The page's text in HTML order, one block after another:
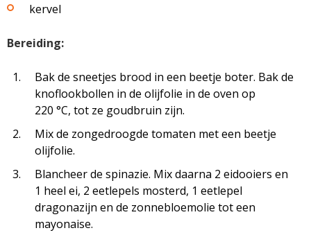
kervel
Bereiding:
Bak de sneetjes brood in een beetje boter. Bak de
knoflookbollen in de olijfolie in de oven op
220 °C, tot ze goudbruin zijn.
Mix de zongedroogde tomaten met een beetje
olijfolie.
Blancheer de spinazie. Mix daarna 2 eidooiers en
1 heel ei, 2 eetlepels mosterd, 1 eetlepel
dragonazijn en de zonnebloemolie tot een
mayonaise.